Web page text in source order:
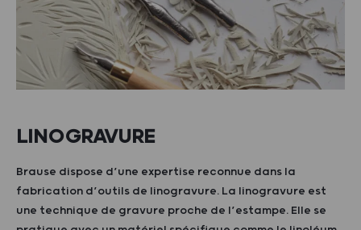
LINOGRAVURE
Brause dispose d’une expertise reconnue dans la
fabrication d’outils de linogravure. La linogravure est
une technique de gravure proche de l’estampe. Elle se